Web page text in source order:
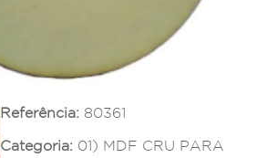
Referência: 80361
Categoria: 01) MDF CRU PARA